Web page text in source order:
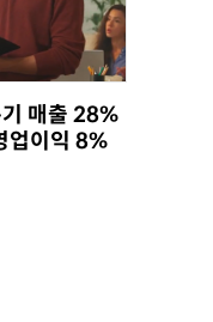
매출 28%
업이익 8%